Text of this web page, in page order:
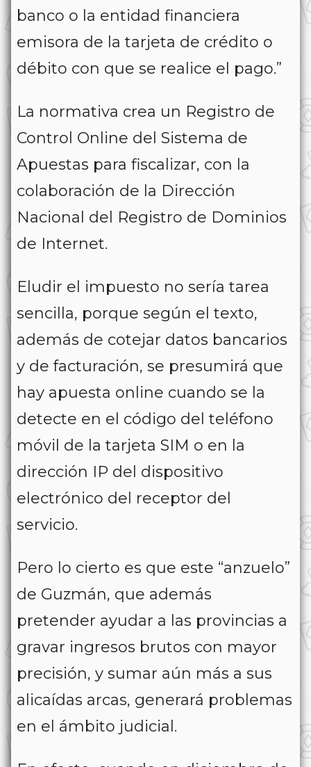
banco o la entidad financiera
emisora de la tarjeta de crédito o
débito con que se realice el pago.”
La normativa crea un Registro de
Control Online del Sistema de
Apuestas para fiscalizar, con la
colaboración de la Dirección
Nacional del Registro de Dominios
de Internet.
Eludir el impuesto no sería tarea
sencilla, porque según el texto,
además de cotejar datos bancarios
y de facturación, se presumirá que
hay apuesta online cuando se la
detecte en el código del teléfono
móvil de la tarjeta SIM o en la
dirección IP del dispositivo
electrónico del receptor del
servicio.
Pero lo cierto es que este “anzuelo”
de Guzmán, que además
pretender ayudar a las provincias a
gravar ingresos brutos con mayor
precisión, y sumar aún más a sus
alicaídas arcas, generará problemas
en el ámbito judicial.